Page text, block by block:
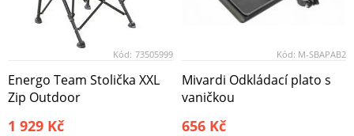
Kód: 73505999
Energo Team Stolička XXL
Zip Outdoor
1 929 Kč
Kód: M-SBAPAB2
Mivardi Odkládací plato s
vaničkou
656 Kč